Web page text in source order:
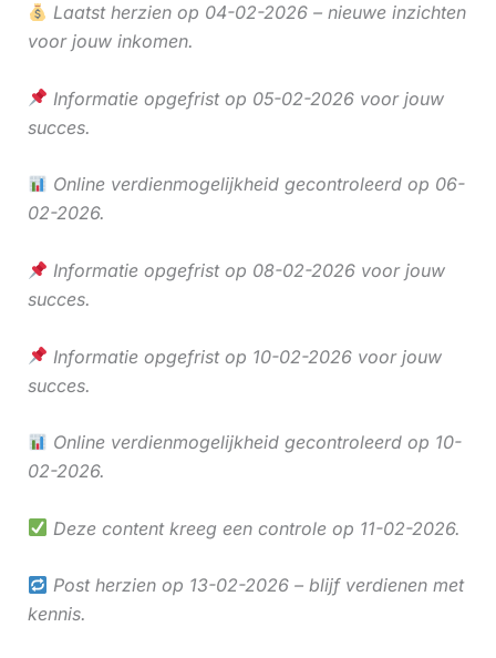
Laatst herzien op 04-02-2026 – nieuwe inzichten
voor jouw inkomen.
Informatie opgefrist op 05-02-2026 voor jouw
succes.
Online verdienmogelijkheid gecontroleerd op 06-
02-2026.
Informatie opgefrist op 08-02-2026 voor jouw
succes.
Informatie opgefrist op 10-02-2026 voor jouw
succes.
Online verdienmogelijkheid gecontroleerd op 10-
02-2026.
Deze content kreeg een controle op 11-02-2026.
Post herzien op 13-02-2026 – blijf verdienen met
kennis.